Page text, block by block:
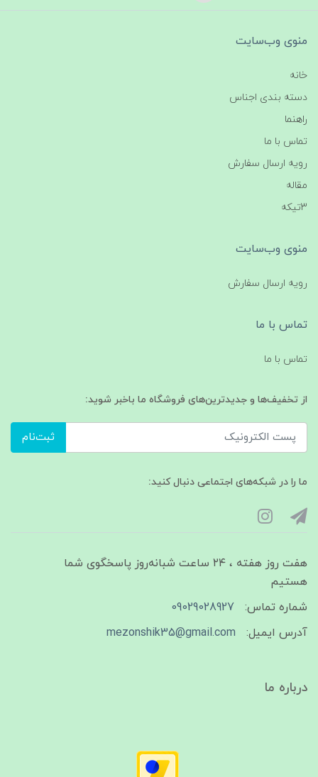
منوی وب‌سایت
خانه
دسته بندی اجناس
راهنما
تماس با ما
رویه ارسال سفارش
مقاله
3تیکه
منوی وب‌سایت
رویه ارسال سفارش
تماس با ما
تماس با ما
از تخفیف‌ها و جدیدترین‌های فروشگاه ما باخبر شوید:
ثبت‌نام
ما را در شبکه‌های اجتماعی دنبال کنید:
هفت روز هفته ، ۲۴ ساعت شبانه‌روز پاسخگوی شما
هستیم
شماره تماس:
09029028927
آدرس ایمیل:
mezonshik35@gmail.com
درباره ما